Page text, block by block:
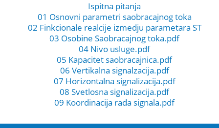
Ispitna pitanja
01 Osnovni parametri saobracajnog toka
02 Finkcionale realcije izmedju parametara ST
03 Osobine Saobracajnog toka.pdf
04 Nivo usluge.pdf
05 Kapacitet saobracajnica.pdf
06 Vertikalna signalzacija.pdf
07 Horizontalna signalizacija.pdf
08 Svetlosna signalizacija.pdf
09 Koordinacija rada signala.pdf